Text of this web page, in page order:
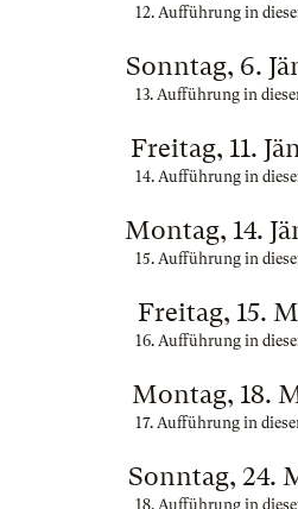
12. Aufführung in
Sonntag, 6.
13. Aufführung in
Freitag, 11.
14. Aufführung in
Montag, 14.
15. Aufführung in
Freitag, 15.
16. Aufführung in
Montag, 18.
17. Aufführung in
Sonntag, 24.
18. Aufführung in